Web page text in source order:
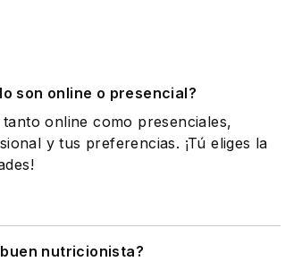
son online o presencial?
online como presenciales,
y tus preferencias. ¡Tú eliges la
nutricionista?